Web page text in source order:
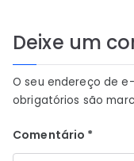
Deixe um
O seu endereço de
obrigatórios são
Comentário *